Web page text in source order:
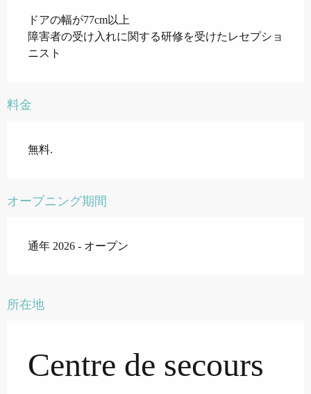
ドアの幅が77cm以上
障害者の受け入れに関する研修を受けたレセプショ
ニスト
料金
無料.
オープニング期間
通年 2026 - オープン
所在地
Centre de secours